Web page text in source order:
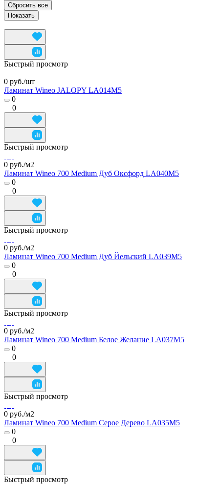
Сбросить все
Быстрый просмотр
0 руб./шт
Ламинат Wineo JALOPY LA014M5
0
0
Быстрый просмотр
0 руб./м2
Ламинат Wineo 700 Medium Дуб Оксфорд LA040M5
0
0
Быстрый просмотр
0 руб./м2
Ламинат Wineo 700 Medium Дуб Йельский LA039M5
0
0
Быстрый просмотр
0 руб./м2
Ламинат Wineo 700 Medium Белое Желание LA037M5
0
0
Быстрый просмотр
0 руб./м2
Ламинат Wineo 700 Medium Серое Дерево LA035M5
0
0
Быстрый просмотр